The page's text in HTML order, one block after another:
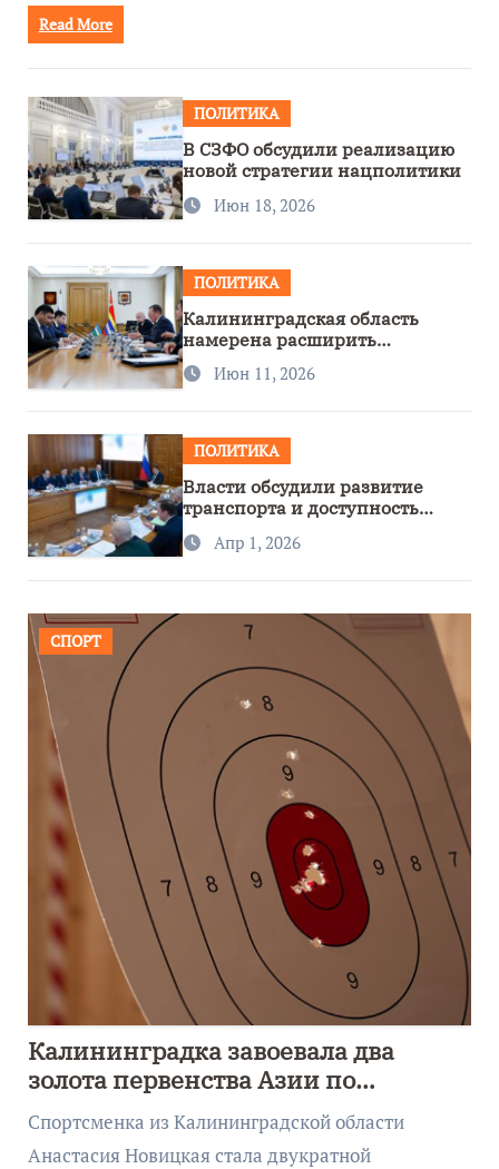
Read More
ПОЛИТИКА
В СЗФО обсудили реализацию
новой стратегии нацполитики
Июн 18, 2026
ПОЛИТИКА
Калининградская область
намерена расширить
сотрудничество с Узбекистаном
Июн 11, 2026
ПОЛИТИКА
Власти обсудили развитие
транспорта и доступность
региона
Апр 1, 2026
СПОРТ
Калининградка завоевала два
золота первенства Азии по
метанию ножа
Спортсменка из Калининградской области
Анастасия Новицкая стала двукратной